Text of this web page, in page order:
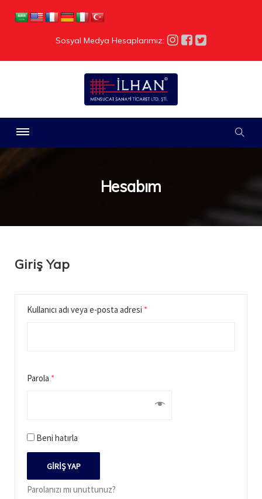
Sosyal Medya Hesaplarımız:
Hesabım
Giriş Yap
Kullanıcı adı veya e-posta adresi *
Parola *
Beni hatırla
GIRIŞ YAP
Parolanızı mı unuttunuz?